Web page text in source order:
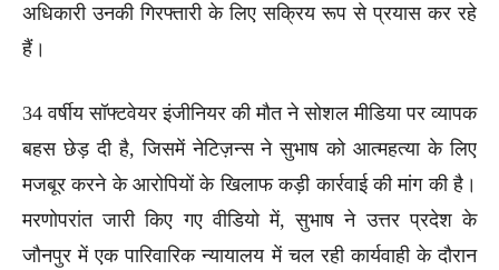
अधिकारी उनकी गिरफ्तारी के लिए सक्रिय रूप से प्रयास कर रहे
हैं।
34 वर्षीय सॉफ्टवेयर इंजीनियर की मौत ने सोशल मीडिया पर व्यापक
बहस छेड़ दी है, जिसमें नेटिज़न्स ने सुभाष को आत्महत्या के लिए
मजबूर करने के आरोपियों के खिलाफ कड़ी कार्रवाई की मांग की है।
मरणोपरांत जारी किए गए वीडियो में, सुभाष ने उत्तर प्रदेश के
जौनपुर में एक पारिवारिक न्यायालय में चल रही कार्यवाही के दौरान